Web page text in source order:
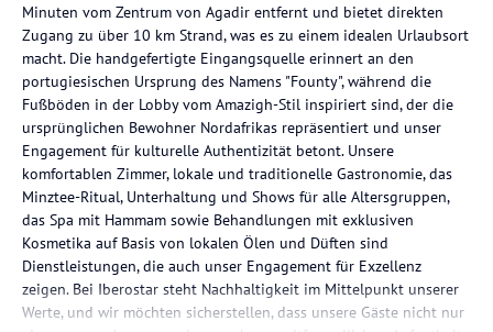
Minuten vom Zentrum von Agadir entfernt und bietet direkten
Zugang zu über 10 km Strand, was es zu einem idealen Urlaubsort
macht. Die handgefertigte Eingangsquelle erinnert an den
portugiesischen Ursprung des Namens "Founty", während die
Fußböden in der Lobby vom Amazigh-Stil inspiriert sind, der die
ursprünglichen Bewohner Nordafrikas repräsentiert und unser
Engagement für kulturelle Authentizität betont. Unsere
komfortablen Zimmer, lokale und traditionelle Gastronomie, das
Minztee-Ritual, Unterhaltung und Shows für alle Altersgruppen,
das Spa mit Hammam sowie Behandlungen mit exklusiven
Kosmetika auf Basis von lokalen Ölen und Düften sind
Dienstleistungen, die auch unser Engagement für Exzellenz
zeigen. Bei Iberostar steht Nachhaltigkeit im Mittelpunkt unserer
Werte, und wir möchten sicherstellen, dass unsere Gäste nicht nur